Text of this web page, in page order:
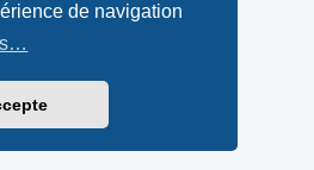
de navigation